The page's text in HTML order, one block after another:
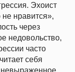
Эхоист
нравится»,
через
недовольство,
часто
себя
невыраженное